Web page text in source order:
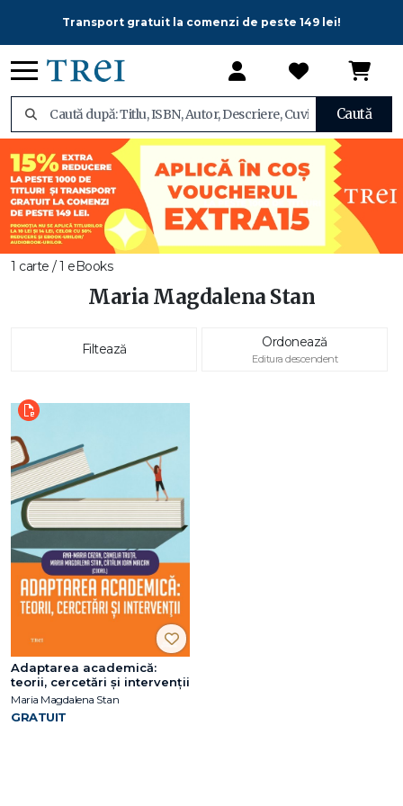
Transport gratuit la comenzi de peste 149 lei!
Caută
1 carte / 1 eBooks
Maria Magdalena Stan
Filtează Ordonează
Editura descendent
Adaptarea academică:
teorii, cercetări și intervenții
Maria Magdalena Stan
GRATUIT